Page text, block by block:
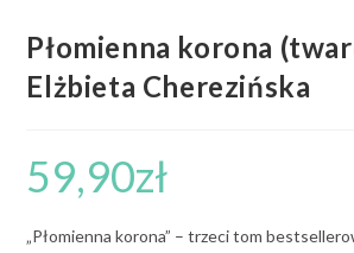
Płomienna korona
Elżbieta Cherezińska
59,90zł
„Płomienna korona” – trzeci tom